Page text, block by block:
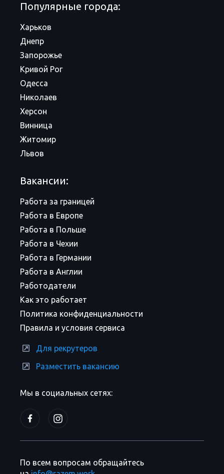
Мы в социальных сетях:
Популярные города:
Харьков
Днепр
Запорожье
Кривой Рог
Одесса
Николаев
Херсон
Винница
Житомир
Львов
Вакансии:
Работа за границей
Работа в Европе
Работа в Польше
Работа в Чехии
Работа в Германии
Работа в Англии
Работодатели
Как это работает
Политика конфиденциальности
Правила и условия сервиса
Для рекрутеров
Разместить вакансию
По всем вопросам обращайтесь